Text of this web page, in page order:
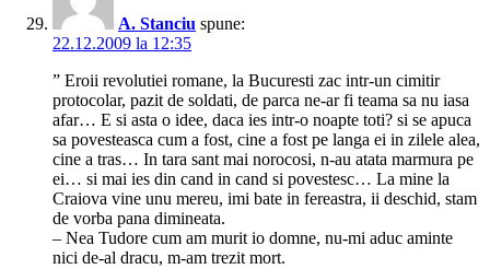
A. Stanciu spune:
22.12.2009 la 12:35
” Eroii revolutiei romane, la Bucuresti zac intr-un cimitir
protocolar, pazit de soldati, de parca ne-ar fi teama sa nu iasa
afar… E si asta o idee, daca ies intr-o noapte toti? si se apuca
sa povesteasca cum a fost, cine a fost pe langa ei in zilele alea,
cine a tras… In tara sant mai norocosi, n-au atata marmura pe
ei… si mai ies din cand in cand si povestesc… La mine la
Craiova vine unu mereu, imi bate in fereastra, ii deschid, stam
de vorba pana dimineata.
– Nea Tudore cum am murit io domne, nu-mi aduc aminte
nici de-al dracu, m-am trezit mort.